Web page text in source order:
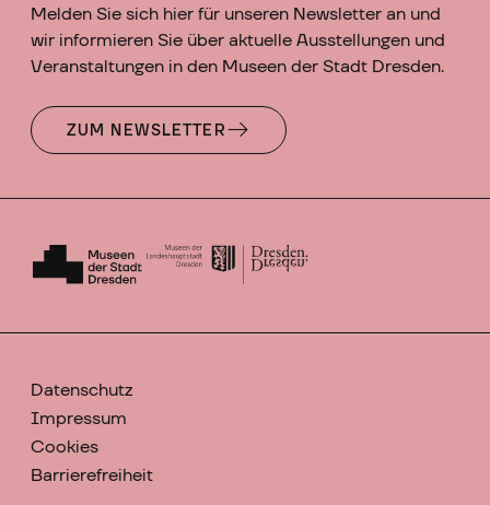
Melden Sie sich hier für unseren Newsletter an und
wir informieren Sie über aktuelle Ausstellungen und
Veranstaltungen in den Museen der Stadt Dresden.
ZUM NEWSLETTER
Datenschutz
Impressum
Cookies
Barrierefreiheit